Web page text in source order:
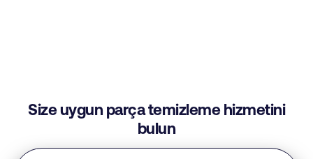
Size uygun parça temizleme hizmetini
bulun